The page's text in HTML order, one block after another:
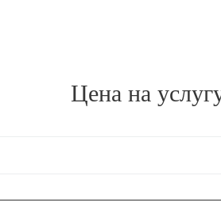
Цена на